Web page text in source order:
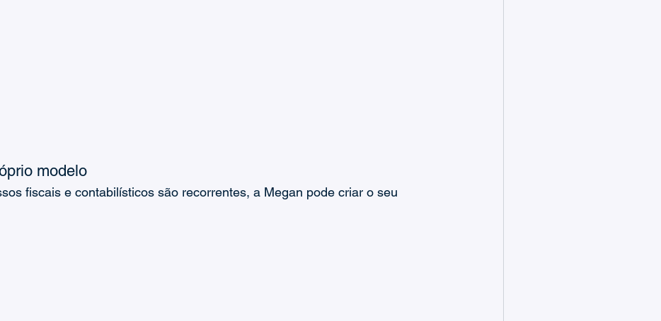
modelo
fiscais e contabilísticos são recorrentes, a Megan pode criar o seu